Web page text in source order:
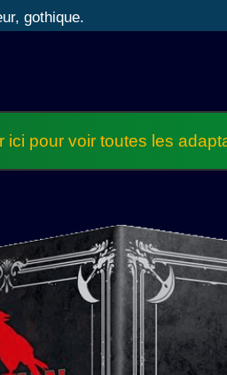
gothique.
ici pour voir toutes les